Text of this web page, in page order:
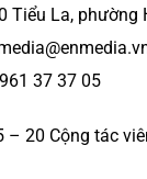
Tiểu La, phường
37 37 05
– 20 Cộng tác